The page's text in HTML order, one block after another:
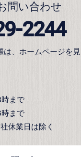
問い合わせ
2244
、ホームページを
まで
まで
休業日は除く